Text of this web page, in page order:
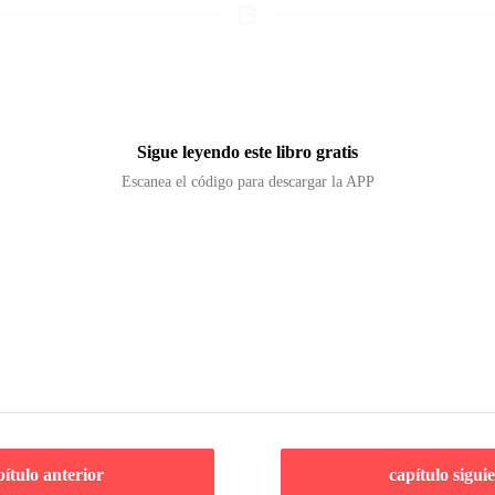
Sigue leyendo este libro gratis
Escanea el código para descargar la APP
anterior capítulo